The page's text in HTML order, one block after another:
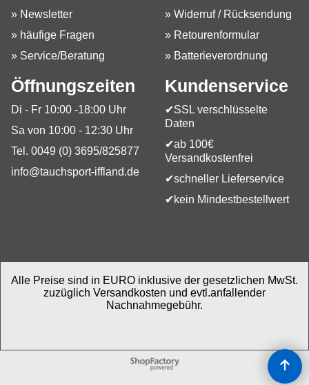
» Newsletter
» häufige Fragen
» Service/Beratung
» Widerruf / Rücksendung
» Retourenformular
» Batterieverordnung
Öffnungszeiten
Di - Fr 10:00 -18:00 Uhr
Sa von 10:00 - 12:30 Uhr
Tel. 0049 (0) 3695/825877
info@tauchsport-iffland.de
Kundenservice
✔SSL verschlüsselte
Daten
✔ab 100€
Versandkostenfrei
✔schneller Lieferservice
✔kein Mindestbestellwert
Alle Preise sind in EURO inklusive der gesetzlichen MwSt.
zuzüglich Versandkosten und evtl.anfallender
Nachnahmegebühr.
WebShop erstellt mit
ShopFactory Shop